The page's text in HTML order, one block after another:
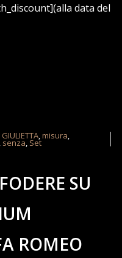
data del
GIULIETTA,misura,
senza, Set
SU
ROMEO